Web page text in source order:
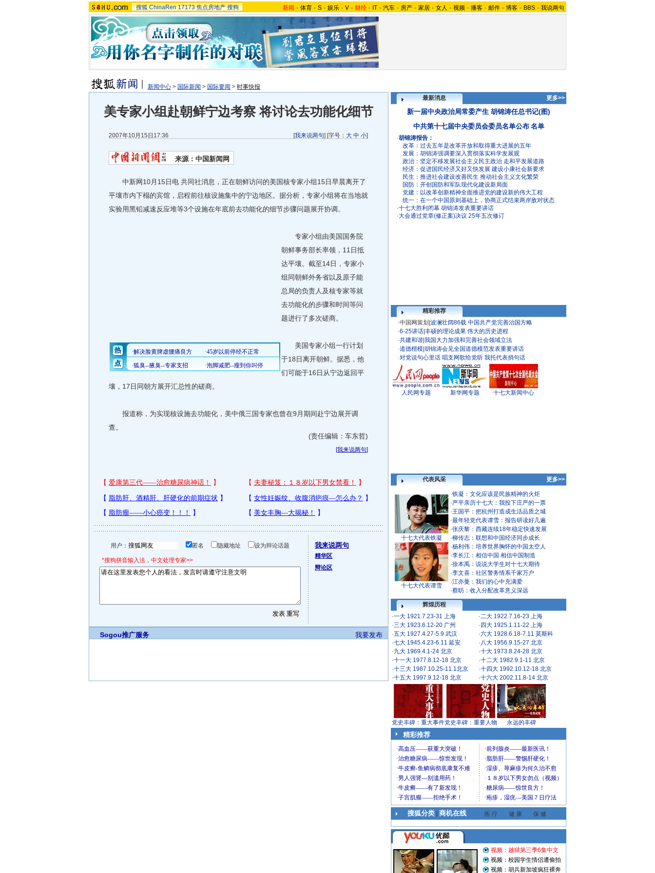
搜狐 ChinaRen 17173 焦点房地产 搜狗 新闻 - 体育 - S - 娱乐 - V - 财经 - IT - 汽车 - 房产 - 家居 - 女人 - 视频 - 播客 - 邮件 - 博客 - BBS - 我说两句
新闻中心 > 国际新闻 > 国际要闻 > 时事快报
美专家小组赴朝鲜宁边考察 将讨论去功能化细节
2007年10月15日17:36 [我来说两句] [字号： 大 中 小]
来源：中国新闻网
中新网10月15日电 共同社消息，正在朝鲜访问的美国核专家小组15日早晨离开了
平壤市内下榻的宾馆，启程前往核设施集中的宁边地区。据分析，专家小组将在当地就
实验用黑铅减速反应堆等3个设施在年底前去功能化的细节步骤问题展开协调。
专家小组由美国国务院
朝鲜事务部长率领，11日抵
达平壤。截至14日，专家小
组同朝鲜外务省以及原子能
总局的负责人及核专家等就
去功能化的步骤和时间等问
题进行了多次磋商。
美国专家小组一行计划
于18日离开朝鲜。据悉，他
们可能于16日从宁边返回平
壤，17日同朝方展开汇总性的磋商。
报道称，为实现核设施去功能化，美中俄三国专家也曾在9月期间赴宁边展开调
查。
(责任编辑：车东哲)
[我来说两句]
用户： 匿名 隐藏地址 设为辩论话题
*搜狗拼音输入法，中文处理专家>>
我来说两句
精华区
辩论区
我要发布
Sogou推广服务
最新消息 更多>>
新一届中央政治局常委产生 胡锦涛任总书记(图)
中共第十七届中央委员会委员名单公布 名单
·胡锦涛报告：
改革： 过去五年是改革开放和取得重大进展的五年
发展： 胡锦涛强调要深入贯彻落实科学发展观
政治： 坚定不移发展社会主义民主政治 走和平发展道路
经济： 促进国民经济又好又快发展 建设小康社会新要求
民生： 推进社会建设改善民生 推动社会主义文化繁荣
国防： 开创国防和军队现代化建设新局面
党建： 以改革创新精神全面推进党的建设新的伟大工程
统一： 在一个中国原则基础上，协商正式结束两岸敌对状态
·十七大胜利闭幕 胡锦涛发表重要讲话
·大会通过党章(修正案)决议 25年五次修订
精彩推荐
·中国网策划 波澜壮阔86载 中国共产党完善治国方略
·6-25讲话 丰硕的理论成果 伟大的历史进程
·共建和谐 我国大力加强和完善社会领域立法
·道德楷模 胡锦涛会见全国道德模范发表重要讲话
·对党说句心里话 唱支网歌给党听 我托代表捎句话
人民网专题 新华网专题 十七大新闻中心
代表风采 更多>>
十七大代表铁凝
十七大代表谭雪
·铁凝：文化应该是民族精神的火炬
·严平亲历十七大：我投下庄严的一票
·王国平：把杭州打造成生活品质之城
·最年轻党代表谭雪：报告研读好几遍
·张庆黎：西藏连续18年稳定快速发展
·柳传志：联想和中国经济同步成长
·杨利伟：培养世界胸怀的中国太空人
·李长江：相信中国 相信中国制造
·徐本禹：说说大学生对十七大期待
·李文喜：社区警务情系千家万户
·江亦曼：我们的心中充满爱
·蔡昉：收入分配改革意义深远
辉煌历程
·一大 1921.7.23-31 上海 ·二大 1922.7.16-23 上海
·三大 1923.6.12-20 广州 · 四大 1925.1.11-22 上海
·五大 1927.4.27-5.9 武汉 ·六大 1928.6.18-7.11 莫斯科
·七大 1945.4.23-6.11 延安 ·八大 1956.9.15-27 北京
·九大 1969.4.1-24 北京 ·十大 1973.8.24-28 北京
·十一大 1977.8.12-18 北京 ·十二大 1982.9.1-11 北京
·十三大 1987.10.25-11.1北京 ·十四大 1992.10.12-18 北京
·十五大 1997.9.12-18 北京 ·十六大 2002.11.8-14 北京
党史丰碑：重大事件党史丰碑：重要人物 永远的丰碑
精彩推荐
搜狐分类| 商机在线 医 疗 健 康 保 健
视频：越狱第三季6集中文
视频：校园学生情侣遭偷拍
视频：胡兵新加坡疯狂裸奔